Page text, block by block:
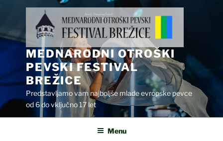
content
MEDNARODNI OTROŠKI
PEVSKI FESTIVAL
BREŽICE
Predstavljamo vam najboljše mlade evropske pevce
od 6 do vključno 17 let
Menu